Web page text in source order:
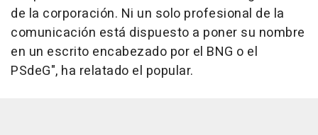
de la corporación. Ni un solo profesional de la
comunicación está dispuesto a poner su nombre
en un escrito encabezado por el BNG o el
PSdeG", ha relatado el popular.